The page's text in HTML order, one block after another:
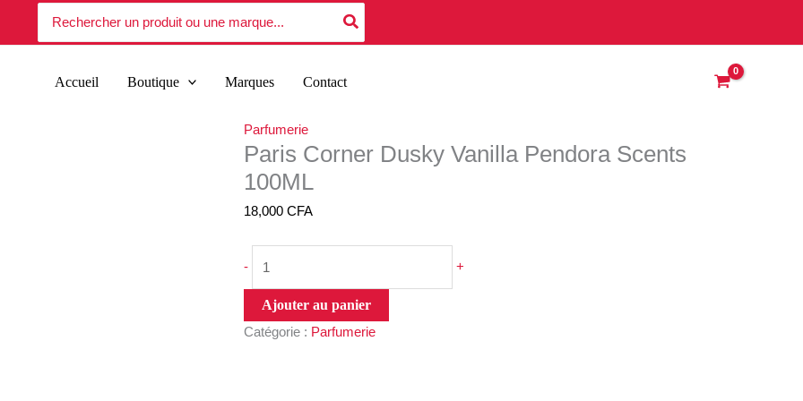
for:
Accueil Boutique Marques Contact
Parfumerie
Paris Corner Dusky Vanilla Pendora Scents
100ML
18,000 CFA
-
de
Pendora
Scents
100ML
+
Ajouter au panier
Catégorie : Parfumerie